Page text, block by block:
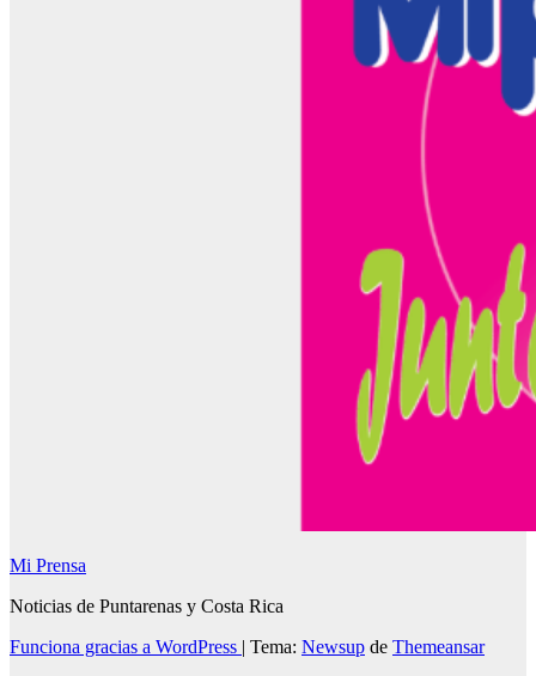
Mi Prensa
Noticias de Puntarenas y Costa Rica
Funciona gracias a WordPress | Tema: Newsup de Themeansar